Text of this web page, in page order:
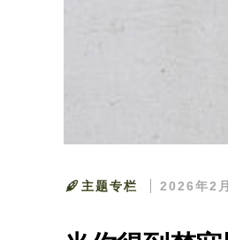
主题专栏 2026年2